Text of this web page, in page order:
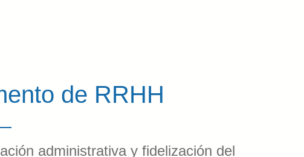
de RRHH
administrativa y fidelización del